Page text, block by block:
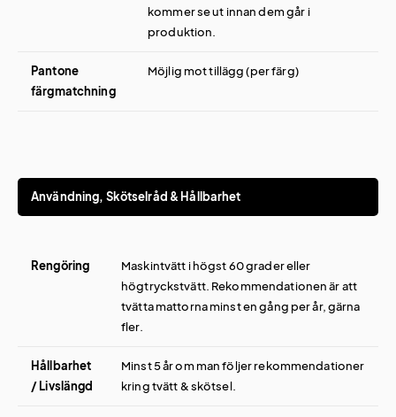
kommer se ut innan dem går i
produktion.
Pantone
färgmatchning
Möjlig mot tillägg (per färg)
Användning, Skötselråd & Hållbarhet
Rengöring
Maskintvätt i högst 60 grader eller
högtryckstvätt. Rekommendationen är att
tvätta mattorna minst en gång per år, gärna
fler.
Hållbarhet
/ Livslängd
Minst 5 år om man följer rekommendationer
kring tvätt & skötsel.